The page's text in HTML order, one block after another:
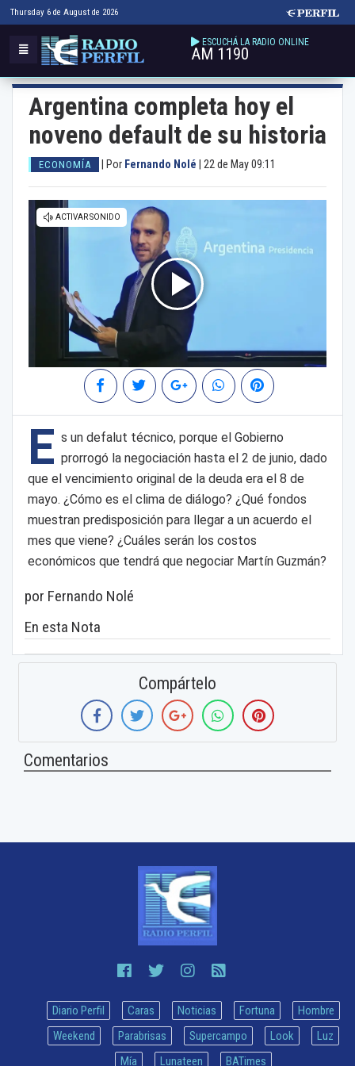
Thursday 6 de August de 2026
ESCUCHÁ LA RADIO ONLINE
AM 1190
Argentina completa hoy el
noveno default de su historia
ECONOMÍA Por Fernando Nolé 22 de May 09:11
E s un defalut técnico, porque el Gobierno
prorrogó la negociación hasta el 2 de junio, dado
que el vencimiento original de la deuda era el 8 de
mayo. ¿Cómo es el clima de diálogo? ¿Qué fondos
muestran predisposición para llegar a un acuerdo el
mes que viene? ¿Cuáles serán los costos
económicos que tendrá que negociar Martín Guzmán?
por Fernando Nolé
En esta Nota
Compártelo
Comentarios
Diario Perfil Caras Noticias Fortuna
Hombre
Weekend
Parabrisas Supercampo Look
Luz
Mía
Lunateen BATimes